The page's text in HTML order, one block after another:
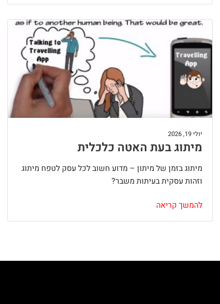
יולי 19, 2026
מיתוג בעת האטה כלכלית
מיתוג בזמן של מיתון – מדוע חשוב לכל עסק לטפח מיתוג
וזהות עסקית בעיתות משבר?
להמשך קריאה